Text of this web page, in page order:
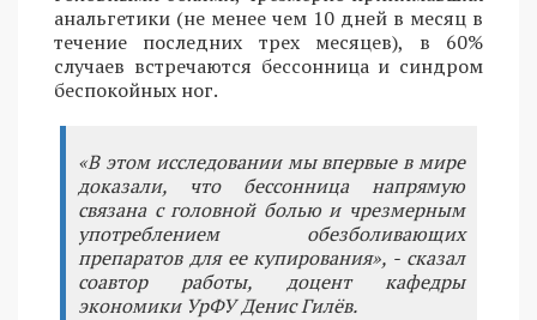
анальгетики (не менее чем 10 дней в месяц в
течение последних трех месяцев), в 60%
случаев встречаются бессонница и синдром
беспокойных ног.
«В этом исследовании мы впервые в мире
доказали, что бессонница напрямую
связана с головной болью и чрезмерным
употреблением обезболивающих
препаратов для ее купирования», - сказал
соавтор работы, доцент кафедры
экономики УрФУ Денис Гилёв.